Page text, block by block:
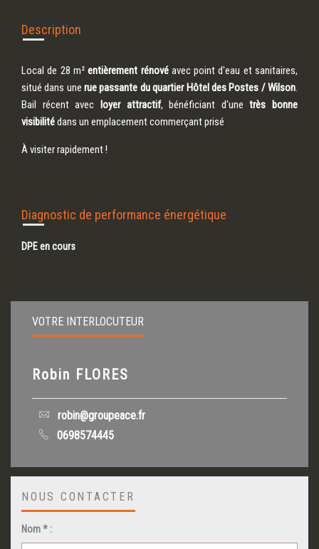
Description
Local de 28 m²entièrement rénové avec point d'eau et sanitaires,
situé dans unerue passante du quartier Hôtel des Postes / Wilson.
Bail récent avec loyer attractif, bénéficiant d'une très bonne
visibilitédans un emplacement commerçant prisé
À visiter rapidement !
Diagnostic de performance énergétique
DPE en cours
VOTRE INTERLOCUTEUR
Robin FLORES
robin@groupeace.fr
0698574445
NOUS CONTACTER
Nom * :